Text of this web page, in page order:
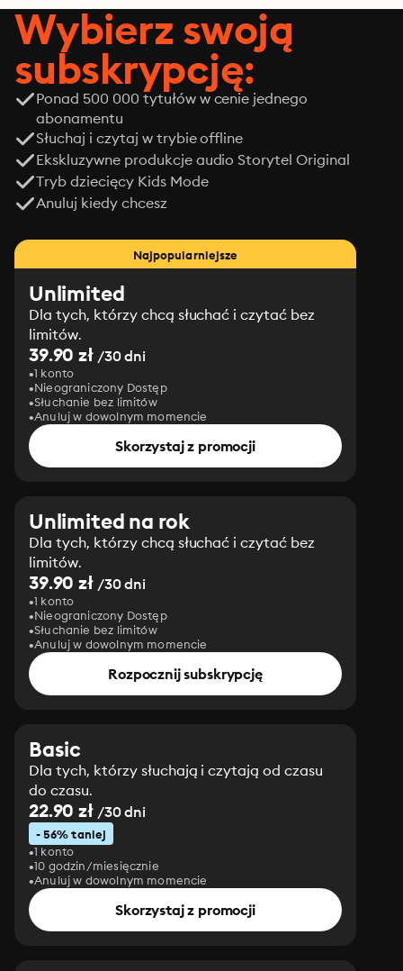
Wybierz swoją
subskrypcję:
Ponad 500 000 tytułów w cenie jednego
abonamentu
Słuchaj i czytaj w trybie offline
Ekskluzywne produkcje audio Storytel Original
Tryb dziecięcy Kids Mode
Anuluj kiedy chcesz
Najpopularniejsze
Unlimited
Dla tych, którzy chcą słuchać i czytać bez
limitów.
39.90 zł/30 dni
1 konto
Nieograniczony Dostęp
Słuchanie bez limitów
Anuluj w dowolnym momencie
Skorzystaj z promocji
Unlimited na rok
Dla tych, którzy chcą słuchać i czytać bez
limitów.
39.90 zł/30 dni
1 konto
Nieograniczony Dostęp
Słuchanie bez limitów
Anuluj w dowolnym momencie
Rozpocznij subskrypcję
Basic
Dla tych, którzy słuchają i czytają od czasu
do czasu.
22.90 zł/30 dni
- 56% taniej
1 konto
10 godzin/miesięcznie
Anuluj w dowolnym momencie
Skorzystaj z promocji